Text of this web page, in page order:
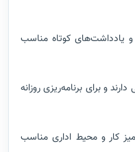
یادداشت‌های کوتاه مناسب
و برای برنامه‌ریزی روزانه
کار و محیط اداری مناسب